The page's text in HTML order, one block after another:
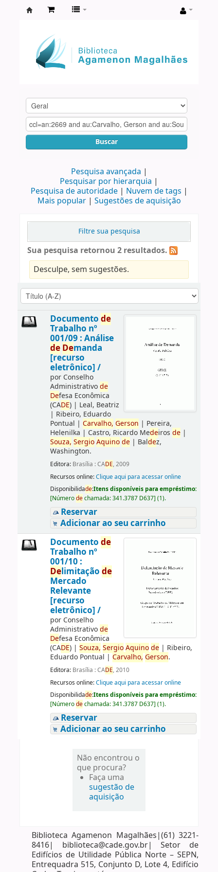
Agamenon
Magalhães
Buscar
Pesquisa avançada
Pesquisar por hierarquia
Pesquisa de autoridade
Nuvem de tags
Mais popular
Sugestões de aquisição
Filtre sua pesquisa
Sua pesquisa retornou 2 resultados.
Desculpe, sem sugestões.
Documento de
Trabalho nº
001/09 : Análise
de Demanda
[recurso
eletrônico] /
por Conselho
Administrativode
Defesa Econômica
(CADE)| Leal, Beatriz
| Ribeiro, Eduardo
Pontual | Carvalho, Gerson | Pereira,
Helenilka | Castro, Ricardo Medeiros de|
Souza, Sergio Aquino de| Baldez,
Washington.
Editora: Brasília : CADE, 2009
Recursos online:Clique aqui para acessar online
Disponibilidade:Itens disponíveis para empréstimo:
[Númerodechamada:341.3787 D637] (1).
Reservar
Adicionar ao seu carrinho
Documento de
Trabalho nº
001/10 :
Delimitação de
Mercado
Relevante
[recurso
eletrônico] /
por Conselho
Administrativode
Defesa Econômica
(CADE)| Souza, Sergio Aquino de| Ribeiro,
Eduardo Pontual | Carvalho, Gerson.
Editora: Brasília : CADE, 2010
Recursos online:Clique aqui para acessar online
Disponibilidade:Itens disponíveis para empréstimo:
[Númerodechamada:341.3787 D637] (1).
Reservar
Adicionar ao seu carrinho
Não encontrou o
que procura?
Faça uma
sugestão de
aquisição
Biblioteca Agamenon Magalhães|(61) 3221-
8416| biblioteca@cade.gov.br| Setor de
Edifícios de Utilidade Pública Norte – SEPN,
Entrequadra 515, Conjunto D, Lote 4, Edifício